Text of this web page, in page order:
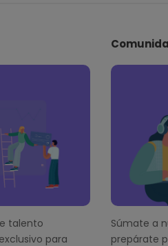
talento
para
Súmate a
prepárate